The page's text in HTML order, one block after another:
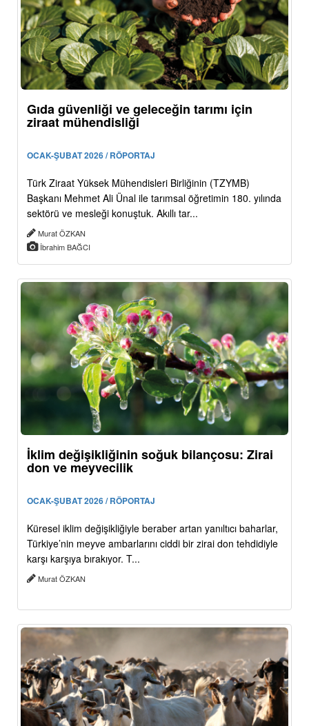
Gıda güvenliği ve geleceğin tarımı için
ziraat mühendisliği
OCAK-ŞUBAT 2026 / RÖPORTAJ
Türk Ziraat Yüksek Mühendisleri Birliğinin (TZYMB)
Başkanı Mehmet Ali Ünal ile tarımsal öğretimin 180. yılında
sektörü ve mesleği konuştuk. Akıllı tar...
Murat ÖZKAN
İbrahim BAĞCI
İklim değişikliğinin soğuk bilançosu: Zirai
don ve meyvecilik
OCAK-ŞUBAT 2026 / RÖPORTAJ
Küresel iklim değişikliğiyle beraber artan yanıltıcı baharlar,
Türkiye’nin meyve ambarlarını ciddi bir zirai don tehdidiyle
karşı karşıya bırakıyor. T...
Murat ÖZKAN